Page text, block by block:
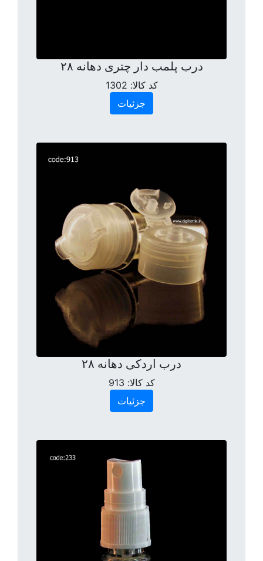
درب پلمب دار چتری دهانه ۲۸
کد کالا: 1302
جزئیات
درب اردکی دهانه ۲۸
کد کالا: 913
جزئیات